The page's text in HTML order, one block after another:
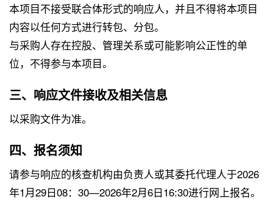
本项目不接受联合体形式的响应人，并且不得将本项目
内容以任何方式进行转包、分包。
与采购人存在控股、管理关系或可能影响公正性的单
位，不得参与本项目。
三、响应文件接收及相关信息
以采购文件为准。
四、报名须知
请参与响应的核查机构由负责人或其委托代理人于2026
年1月29日08：30—2026年2月6日16:30进行网上报名。